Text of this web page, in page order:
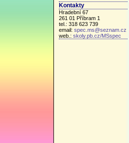
Kontakty
Hradební 67
261 01 Příbram 1
tel.: 318 623 739
email: spec.ms@seznam.cz
web.: skoly.pb.cz/MSspec